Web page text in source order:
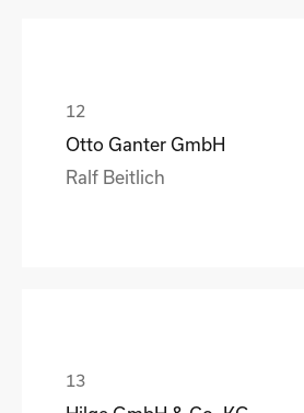
Otto Ganter GmbH
Ralf Beitlich